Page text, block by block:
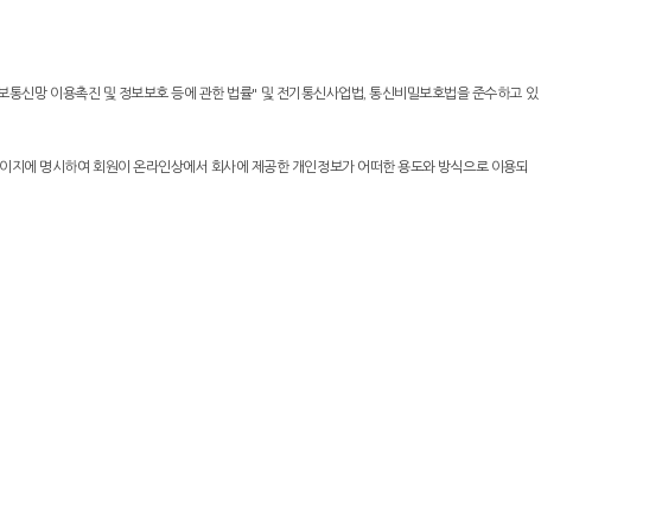
신망 이용촉진 및 정보보호 등에 관한 법률" 및 전기통신사업법, 통신비밀보호법을 준수하고 있
에 명시하여 회원이 온라인상에서 회사에 제공한 개인정보가 어떠한 용도와 방식으로 이용되